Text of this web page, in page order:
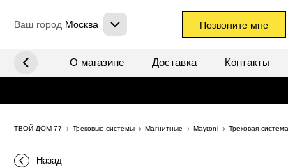
Ваш город Москва Позвоните мне
систем О магазине Доставка Контакты
ТВОЙ ДОМ 77 Трековые системы Магнитные Maytoni Трековая
Назад